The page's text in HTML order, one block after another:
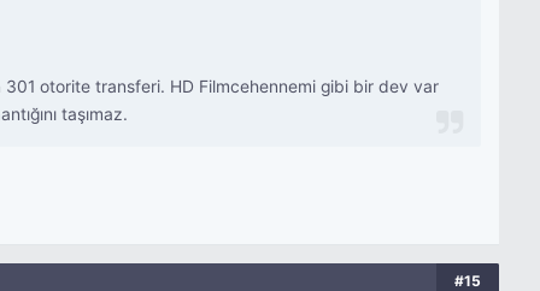
otorite transferi. HD Filmcehennemi gibi bir dev var
taşımaz.
#15